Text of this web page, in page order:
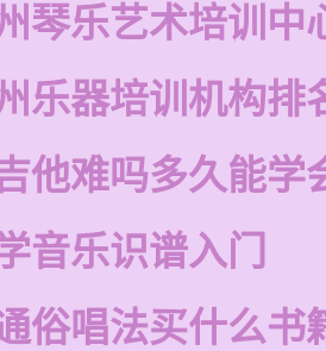
琴乐艺术培训中
乐器培训机构排
他难吗多久能学
音乐识谱入门
俗唱法买什么书